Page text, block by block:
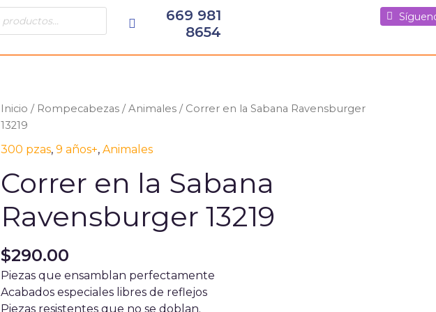
669 981
8654
Inicio / Rompecabezas /Animales / Correr en la Sabana Ravensburger
13219
300 pzas, 9 años+, Animales
Correr en la Sabana
Ravensburger 13219
$290.00
Piezas que ensamblan perfectamente
Acabados especiales libres de reflejos
Piezas resistentes que no se doblan.